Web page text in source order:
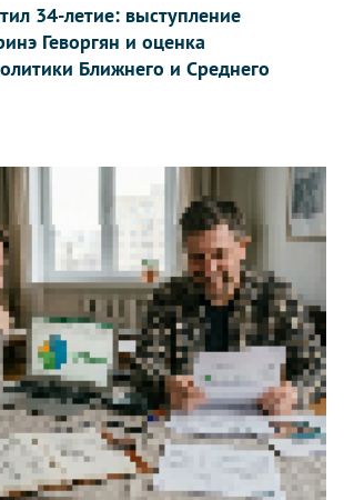
34-летие: выступление
Геворгян и оценка
Ближнего и Среднего